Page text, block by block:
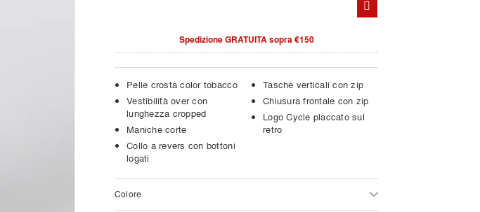
Spedizione GRATUITA sopra €150
Pelle crosta color tobacco
Vestibilità over con
lunghezza cropped
Maniche corte
Collo a revers con bottoni
logati
Tasche verticali con zip
Chiusura frontale con zip
Logo Cycle placcato sul
retro
Colore